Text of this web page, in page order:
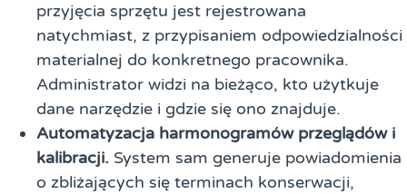
przyjęcia sprzętu jest rejestrowana
natychmiast, z przypisaniem odpowiedzialności
materialnej do konkretnego pracownika.
Administrator widzi na bieżąco, kto użytkuje
dane narzędzie i gdzie się ono znajduje.
Automatyzacja harmonogramów przeglądów i
kalibracji. System sam generuje powiadomienia
o zbliżających się terminach konserwacji,